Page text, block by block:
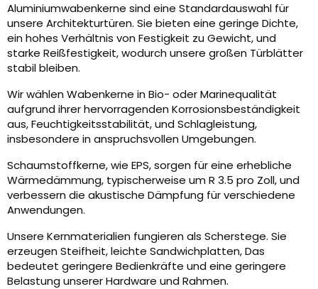
Aluminiumwabenkerne sind eine Standardauswahl für
unsere Architekturtüren. Sie bieten eine geringe Dichte,
ein hohes Verhältnis von Festigkeit zu Gewicht, und
starke Reißfestigkeit, wodurch unsere großen Türblätter
stabil bleiben.
Wir wählen Wabenkerne in Bio- oder Marinequalität
aufgrund ihrer hervorragenden Korrosionsbeständigkeit
aus, Feuchtigkeitsstabilität, und Schlagleistung,
insbesondere in anspruchsvollen Umgebungen.
Schaumstoffkerne, wie EPS, sorgen für eine erhebliche
Wärmedämmung, typischerweise um R 3.5 pro Zoll, und
verbessern die akustische Dämpfung für verschiedene
Anwendungen.
Unsere Kernmaterialien fungieren als Scherstege. Sie
erzeugen Steifheit, leichte Sandwichplatten, Das
bedeutet geringere Bedienkräfte und eine geringere
Belastung unserer Hardware und Rahmen.